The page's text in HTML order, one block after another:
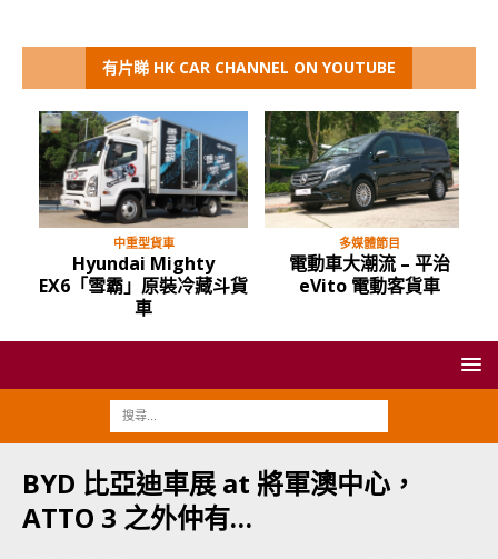
有片睇 HK CAR CHANNEL ON YOUTUBE
中重型貨車
Hyundai Mighty
EX6「雪霸」原裝冷藏斗貨
車
多媒體節目
電動車大潮流 – 平治
eVito 電動客貨車
BYD 比亞迪車展 at 將軍澳中心，
ATTO 3 之外仲有…